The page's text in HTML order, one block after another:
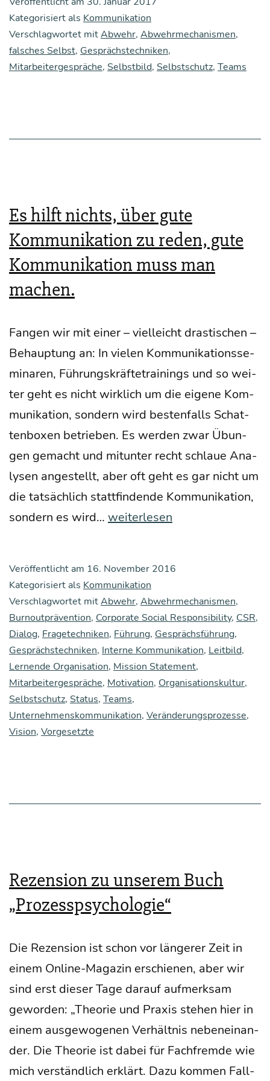
bei
Kom­
mu­
um
die
Sache
an
dern
auch
und
vor
allem
um
Selbst­
schutz?
Kategorisiert als Kommunikation
Verschlagwortet mitAbwehr, Abwehrmechanismen,
falsches Selbst, Gesprächstechniken,
Mitarbeitergespräche, Selbstbild, Selbstschutz, Teams
Es hilft nichts, über gute
Kommunikation zu reden, gute
Kommunikation muss man
machen.
Fan­gen wir mit einer – viel­leicht dras­ti­schen –
Behaup­tung an: In vie­len Kom­mu­ni­ka­ti­ons­se­
mi­na­ren, Füh­rungs­kräf­te­trai­nings und so wei­
ter geht es nicht wirk­lich um die eige­ne Kom­
mu­ni­ka­ti­on, son­dern wird bes­ten­falls Schat­
ten­bo­xen betrie­ben. Es wer­den zwar Übun­
gen gemacht und mit­un­ter recht schlaue Ana­
ly­sen ange­stellt, aber oft geht es gar nicht um
die tat­säch­lich statt­fin­den­de Kom­mu­ni­ka­ti­on,
son­dern es wird… Es
über
gute
Kom­
mu­
ni­
ka­
ti­
on
Kom­
ti­
on
man
machen.
weiterlesen
Veröffentlicht am 16. November 2016
Kategorisiert als Kommunikation
Verschlagwortet mitAbwehr, Abwehrmechanismen,
Burnoutprävention, Corporate Social Responsibility, CSR,
Dialog, Fragetechniken, Führung, Gesprächsführung,
Gesprächstechniken, Interne Kommunikation, Leitbild,
Lernende Organisation, Mission Statement,
Mitarbeitergespräche, Motivation, Organisationskultur,
Selbstschutz, Status, Teams,
Unternehmenskommunikation, Veränderungsprozesse,
Vision, Vorgesetzte
Rezension zu unserem Buch
„Prozesspsychologie“
Die Rezen­si­on ist schon vor län­ge­rer Zeit in
einem Online-Maga­­zin erschie­nen, aber wir
sind erst die­ser Tage dar­auf auf­merk­sam
gewor­den: „Theo­rie und Pra­xis ste­hen hier in
einem aus­ge­wo­ge­nen Ver­hält­nis neben­ein­an­
der. Die Theo­rie ist dabei für Fach­frem­de wie
mich ver­ständ­lich erklärt. Dazu kom­men Fall­